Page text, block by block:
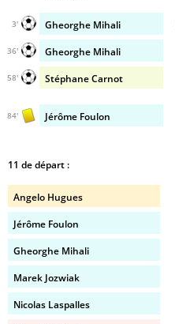
Gheorghe Mihali
3'
Gheorghe Mihali
36'
Stéphane Carnot
58'
Jérôme Foulon
84'
11 de départ :
Angelo Hugues
Jérôme Foulon
Gheorghe Mihali
Marek Jozwiak
Nicolas Laspalles